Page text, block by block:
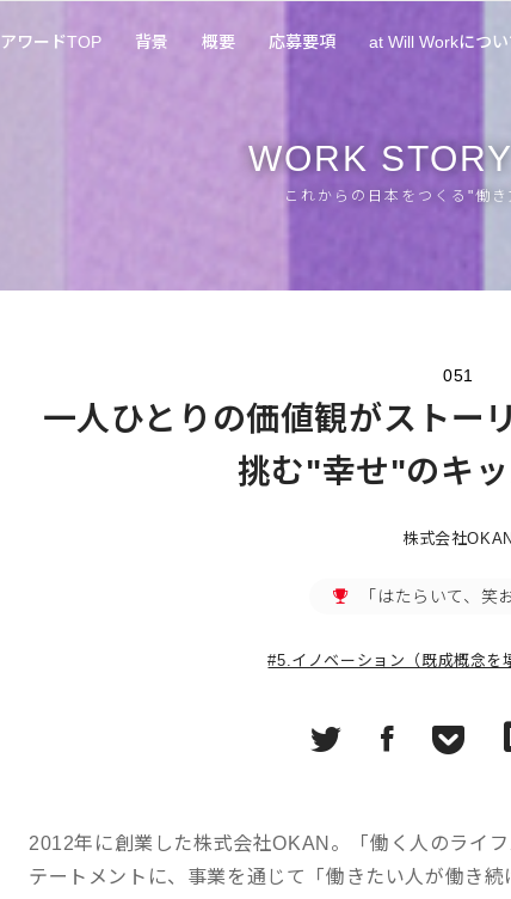
アワードTOP 背景 概要 応募要項 at Will Workについ
WORK STORY
これからの日本をつくる"働
051
一人ひとりの価値観がストー
挑む"幸せ"のキ
株式会社OKAN
「はたらいて、笑
#5.イノベーション（既成概念を
2012年に創業した株式会社OKAN。「働く人のライ
テートメントに、事業を通じて「働きたい人が働き続